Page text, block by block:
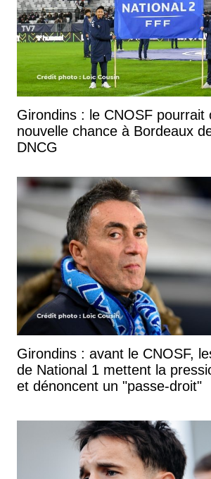
Girondins : le CNOSF pourrait
nouvelle chance à Bordeaux
DNCG
Girondins : avant le CNOSF,
de National 1 mettent la
et dénoncent un "passe-droit"